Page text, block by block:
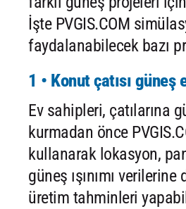
İşte PVGIS.COM
faydalanabilecek bazı
1 • Konut çatısı
Ev sahipleri, çatılarına
kurmadan önce
kullanarak lokasyon,
güneş ışınımı verilerine
üretim tahminleri